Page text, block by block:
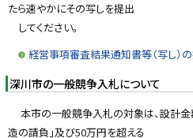
たら速やかにその写しを提出
してください。
経営事項審査結果通知書等（写し）の
深川市の一般競争入札について
本市の一般競争入札の対象は、設計金
造の請負」及び50万円を超える